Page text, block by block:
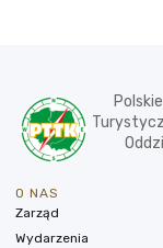
O NAS
Zarząd
Wydarzenia